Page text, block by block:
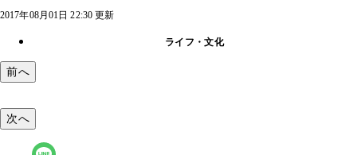
2017年08月01日 22:30 更新
ライフ・文化
前へ
次へ